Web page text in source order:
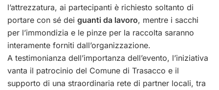
l’attrezzatura, ai partecipanti è richiesto soltanto di
portare con sé dei guanti da lavoro, mentre i sacchi
per l’immondizia e le pinze per la raccolta saranno
interamente forniti dall’organizzazione.
A testimonianza dell’importanza dell’evento, l’iniziativa
vanta il patrocinio del Comune di Trasacco e il
supporto di una straordinaria rete di partner locali, tra